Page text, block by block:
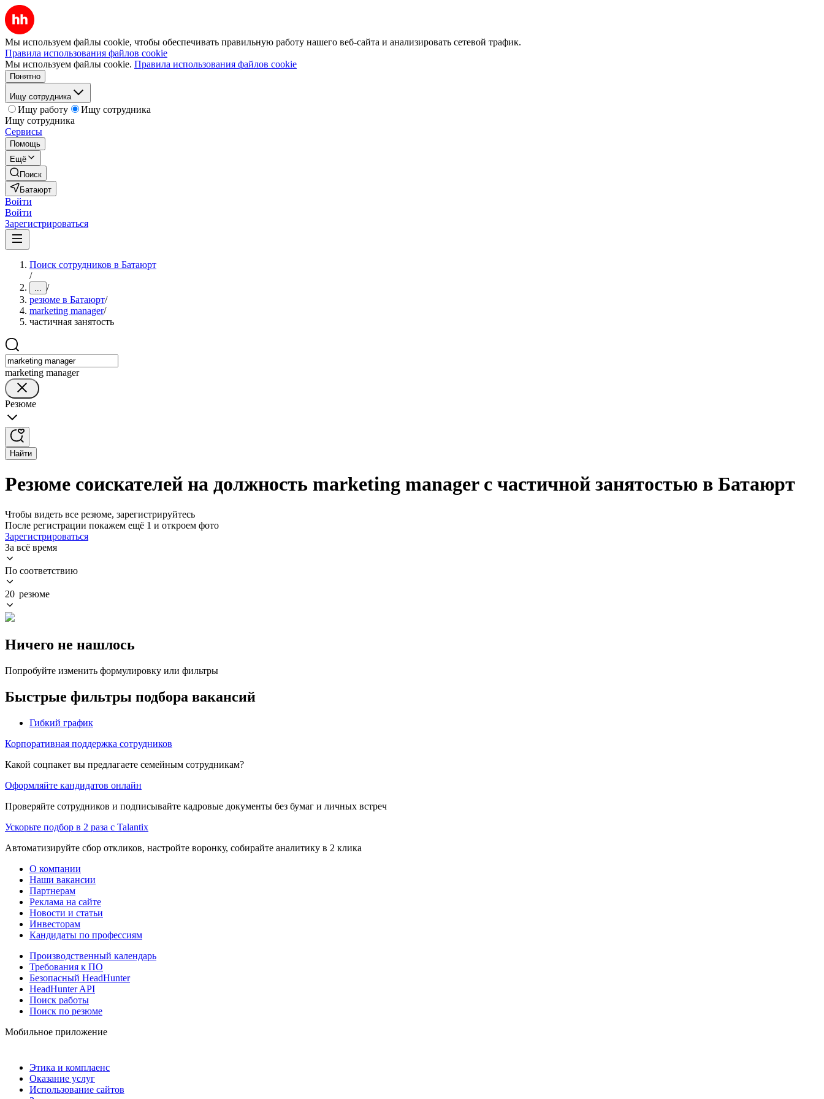
Мы используем файлы cookie, чтобы обеспечивать правильную работу нашего веб-сайта и анализировать сетевой трафик.
Правила использования файлов cookie
Мы используем файлы cookie. Правила использования файлов cookie
Понятно
Ищу сотрудника
Ищу работу
Ищу сотрудника
Ищу сотрудника
Сервисы
Помощь
Ещё
Поиск
Батаюрт
Войти
Войти
Зарегистрироваться
Поиск сотрудников в Батаюрт
/
... /
резюме в Батаюрт/
marketing manager/
частичная занятость
marketing manager
Резюме
Найти
Резюме соискателей на должность marketing manager с частичной занятостью в Батаюрт
Чтобы видеть все резюме, зарегистрируйтесь
После регистрации покажем ещё 1 и откроем фото
Зарегистрироваться
За всё время
По соответствию
20 резюме
Ничего не нашлось
Попробуйте изменить формулировку или фильтры
Быстрые фильтры подбора вакансий
Гибкий график
Корпоративная поддержка сотрудников
Какой соцпакет вы предлагаете семейным сотрудникам?
Оформляйте кандидатов онлайн
Проверяйте сотрудников и подписывайте кадровые документы без бумаг и личных встреч
Ускорьте подбор в 2 раза с Talantix
Автоматизируйте сбор откликов, настройте воронку, собирайте аналитику в 2 клика
О компании
Наши вакансии
Партнерам
Реклама на сайте
Новости и статьи
Инвесторам
Кандидаты по профессиям
Производственный календарь
Требования к ПО
Безопасный HeadHunter
HeadHunter API
Поиск работы
Поиск по резюме
Мобильное приложение
Этика и комплаенс
Оказание услуг
Использование сайтов